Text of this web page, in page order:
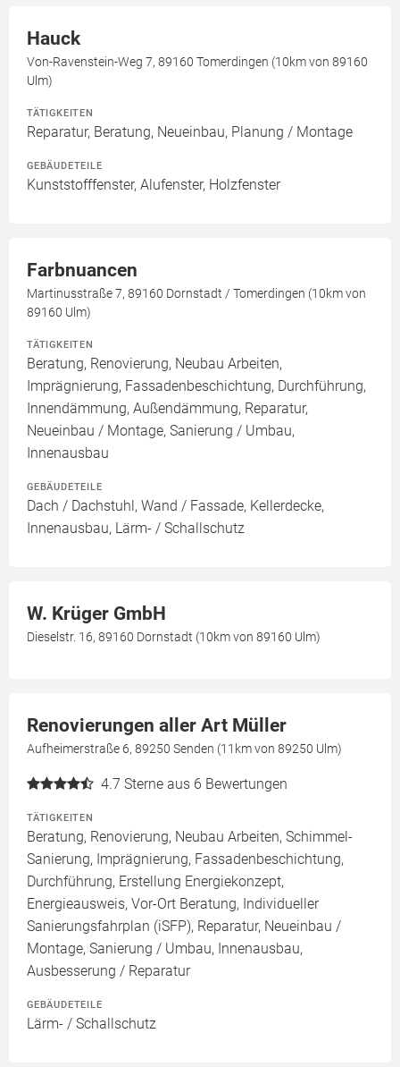
Hauck
Von-Ravenstein-Weg 7, 89160 Tomerdingen (10km von 89160
Ulm)
TÄTIGKEITEN
Reparatur, Beratung, Neueinbau, Planung / Montage
GEBÄUDETEILE
Kunststofffenster, Alufenster, Holzfenster
Farbnuancen
Martinusstraße 7, 89160 Dornstadt / Tomerdingen (10km von
89160 Ulm)
TÄTIGKEITEN
Beratung, Renovierung, Neubau Arbeiten,
Imprägnierung, Fassadenbeschichtung, Durchführung,
Innendämmung, Außendämmung, Reparatur,
Neueinbau / Montage, Sanierung / Umbau,
Innenausbau
GEBÄUDETEILE
Dach / Dachstuhl, Wand / Fassade, Kellerdecke,
Innenausbau, Lärm- / Schallschutz
W. Krüger GmbH
Dieselstr. 16, 89160 Dornstadt (10km von 89160 Ulm)
Renovierungen aller Art Müller
Aufheimerstraße 6, 89250 Senden (11km von 89250 Ulm)
4.7 Sterne aus 6 Bewertungen
TÄTIGKEITEN
Beratung, Renovierung, Neubau Arbeiten, Schimmel-
Sanierung, Imprägnierung, Fassadenbeschichtung,
Durchführung, Erstellung Energiekonzept,
Energieausweis, Vor-Ort Beratung, Individueller
Sanierungsfahrplan (iSFP), Reparatur, Neueinbau /
Montage, Sanierung / Umbau, Innenausbau,
Ausbesserung / Reparatur
GEBÄUDETEILE
Lärm- / Schallschutz